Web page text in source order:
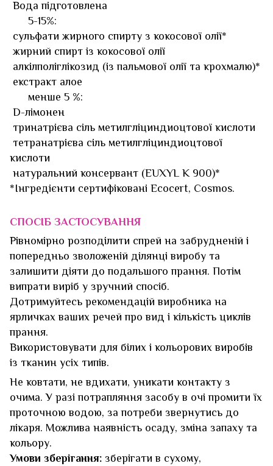
Вода підготовлена
5-15%:
сульфати жирного спирту з кокосової олії*
жирний спирт із кокосової олії
алкілполіглікозид (із пальмової олії та крохмалю)*
екстракт алое
менше 5 %:
D-лімонен
тринатрієва сіль метилгліциндиоцтової кислоти
тетранатрієва сіль метилгліциндиоцтової
кислоти
натуральний консервант (EUXYL K 900)*
*Інгредієнти сертифіковані Ecocert, Cosmos.
СПОСІБ ЗАСТОСУВАННЯ
Рівномірно розподілити спрей на забрудненій і
попередньо зволоженій ділянці виробу та
залишити діяти до подальшого прання. Потім
випрати виріб у зручний спосіб.
Дотримуйтесь рекомендацій виробника на
ярличках ваших речей про вид і кількість циклів
прання.
Використовувати для білих і кольорових виробів
із тканин усіх типів.
Не ковтати, не вдихати, уникати контакту з
очима. У разі потрапляння засобу в очі промити їх
проточною водою, за потреби звернутись до
лікаря. Можлива наявність осаду, зміна запаху та
кольору.
Умови зберігання: зберігати в сухому,